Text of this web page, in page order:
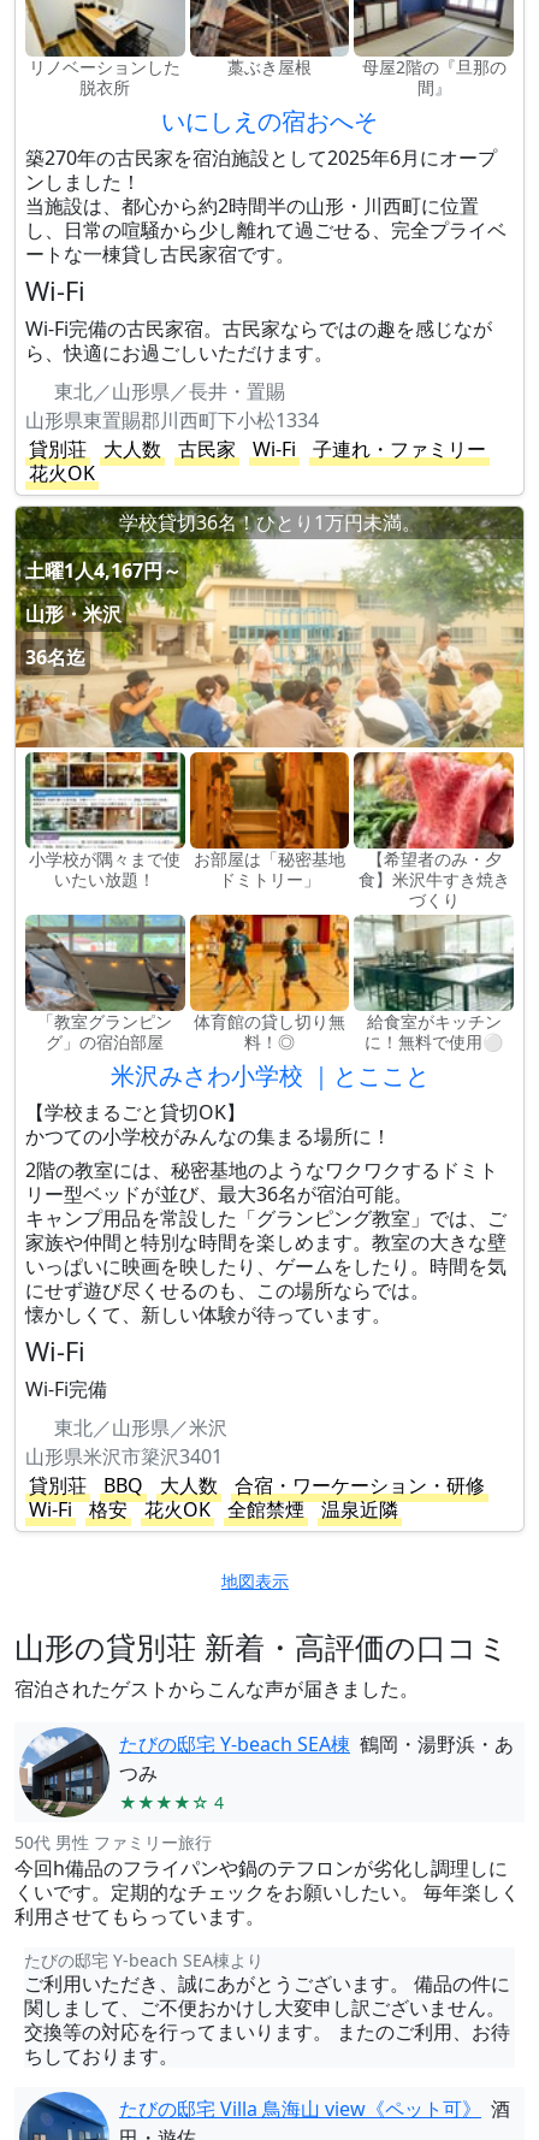
リノベーションした
脱衣所
藁ぶき屋根
母屋2階の『旦那の
間』
いにしえの宿おへそ
築270年の古民家を宿泊施設として2025年6月にオープ
ンしました！
当施設は、都心から約2時間半の山形・川西町に位置
し、日常の喧騒から少し離れて過ごせる、完全プライベ
ートな一棟貸し古民家宿です。
Wi-Fi
Wi-Fi完備の古民家宿。古民家ならではの趣を感じなが
ら、快適にお過ごしいただけます。
東北／山形県／長井・置賜
山形県東置賜郡川西町下小松1334
貸別荘
大人数 古民家 Wi-Fi
子連れ・ファミリー
花火OK
学校貸切36名！ひとり1万円未満。
土曜1人4,167円～
山形・米沢
36名迄
小学校が隅々まで使
いたい放題！
お部屋は「秘密基地
ドミトリー」
【希望者のみ・夕
食】米沢牛すき焼き
づくり
「教室グランピン
グ」の宿泊部屋
体育館の貸し切り無
料！◎
給食室がキッチン
に！無料で使用⚪︎
米沢みさわ小学校 ｜とここと
【学校まるごと貸切OK】
かつての小学校がみんなの集まる場所に！
2階の教室には、秘密基地のようなワクワクするドミト
リー型ベッドが並び、最大36名が宿泊可能。
キャンプ用品を常設した「グランピング教室」では、ご
家族や仲間と特別な時間を楽しめます。教室の大きな壁
いっぱいに映画を映したり、ゲームをしたり。時間を気
にせず遊び尽くせるのも、この場所ならでは。
懐かしくて、新しい体験が待っています。
Wi-Fi
Wi-Fi完備
東北／山形県／米沢
山形県米沢市簗沢3401
貸別荘
BBQ 大人数
合宿・ワーケーション・研修
Wi-Fi
格安 花火OK 全館禁煙 温泉近隣
地図表示
山形の貸別荘 新着・高評価の口コミ
宿泊されたゲストからこんな声が届きました。
たびの邸宅 Y-beach SEA棟 鶴岡・湯野浜・あ
つみ
★★★★☆ 4
50代 男性 ファミリー旅行
今回h備品のフライパンや鍋のテフロンが劣化し調理しに
くいです。定期的なチェックをお願いしたい。 毎年楽しく
利用させてもらっています。
たびの邸宅 Y-beach SEA棟より
ご利用いただき、誠にあがとうございます。 備品の件に
関しまして、ご不便おかけし大変申し訳ございません。
交換等の対応を行ってまいります。 またのご利用、お待
ちしております。
たびの邸宅 Villa 鳥海山 view《ペット可》
酒